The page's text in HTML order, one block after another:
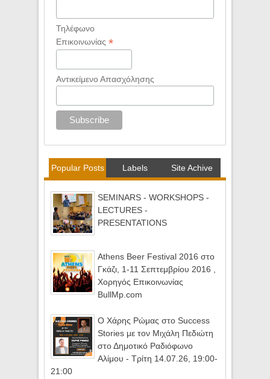
Τηλέφωνο
Επικοινωνίας *
Αντικείμενο Απασχόλησης
Popular Posts Labels Site Achive
SEMINARS - WORKSHOPS -
LECTURES -
PRESENTATIONS
Athens Beer Festival 2016 στο
Γκάζι, 1-11 Σεπτεμβρίου 2016 ,
Χορηγός Επικοινωνίας
BullMp.com
Ο Χάρης Ρώμας στο Success
Stories με τον Μιχάλη Πεδιώτη
στο Δημοτικό Ραδιόφωνο
Αλίμου - Τρίτη 14.07.26, 19:00-
21:00